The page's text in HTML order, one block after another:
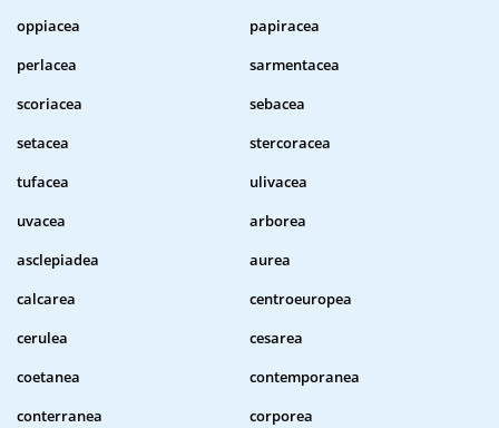
oppiacea
papiracea
perlacea
sarmentacea
scoriacea
sebacea
setacea
stercoracea
tufacea
ulivacea
uvacea
arborea
asclepiadea
aurea
calcarea
centroeuropea
cerulea
cesarea
coetanea
contemporanea
conterranea
corporea